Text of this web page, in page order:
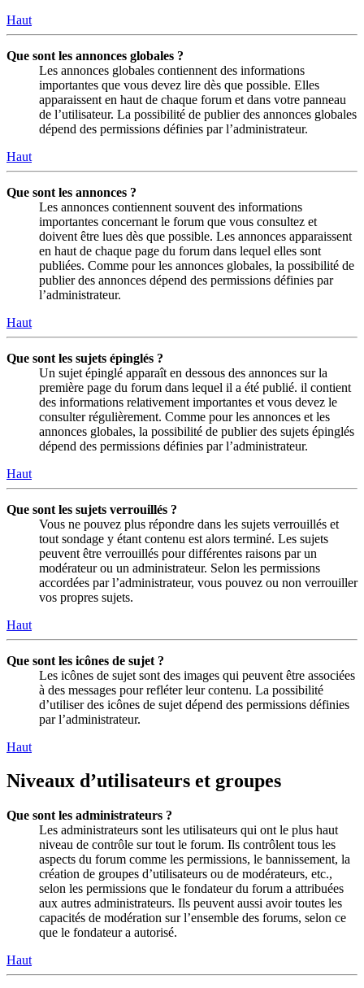
Haut
Que sont les annonces globales ?
Les annonces globales contiennent des informations
importantes que vous devez lire dès que possible. Elles
apparaissent en haut de chaque forum et dans votre panneau
de l’utilisateur. La possibilité de publier des annonces globales
dépend des permissions définies par l’administrateur.
Haut
Que sont les annonces ?
Les annonces contiennent souvent des informations
importantes concernant le forum que vous consultez et
doivent être lues dès que possible. Les annonces apparaissent
en haut de chaque page du forum dans lequel elles sont
publiées. Comme pour les annonces globales, la possibilité de
publier des annonces dépend des permissions définies par
l’administrateur.
Haut
Que sont les sujets épinglés ?
Un sujet épinglé apparaît en dessous des annonces sur la
première page du forum dans lequel il a été publié. il contient
des informations relativement importantes et vous devez le
consulter régulièrement. Comme pour les annonces et les
annonces globales, la possibilité de publier des sujets épinglés
dépend des permissions définies par l’administrateur.
Haut
Que sont les sujets verrouillés ?
Vous ne pouvez plus répondre dans les sujets verrouillés et
tout sondage y étant contenu est alors terminé. Les sujets
peuvent être verrouillés pour différentes raisons par un
modérateur ou un administrateur. Selon les permissions
accordées par l’administrateur, vous pouvez ou non verrouiller
vos propres sujets.
Haut
Que sont les icônes de sujet ?
Les icônes de sujet sont des images qui peuvent être associées
à des messages pour refléter leur contenu. La possibilité
d’utiliser des icônes de sujet dépend des permissions définies
par l’administrateur.
Haut
Niveaux d’utilisateurs et groupes
Que sont les administrateurs ?
Les administrateurs sont les utilisateurs qui ont le plus haut
niveau de contrôle sur tout le forum. Ils contrôlent tous les
aspects du forum comme les permissions, le bannissement, la
création de groupes d’utilisateurs ou de modérateurs, etc.,
selon les permissions que le fondateur du forum a attribuées
aux autres administrateurs. Ils peuvent aussi avoir toutes les
capacités de modération sur l’ensemble des forums, selon ce
que le fondateur a autorisé.
Haut